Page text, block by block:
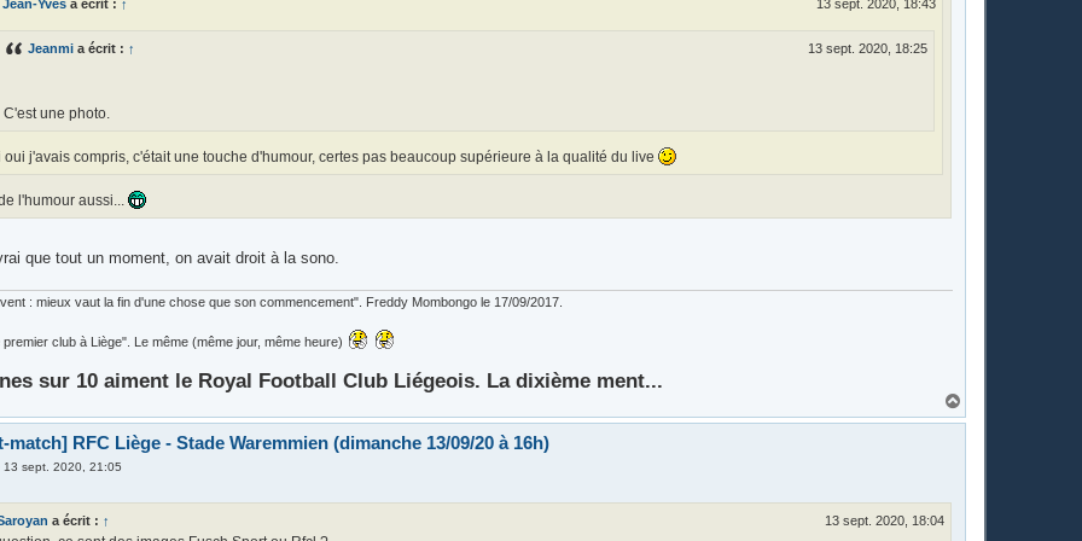
Jean-Yves a écrit : ↑ 13 sept. 2020, 18:43
Jeanmi a écrit : ↑ 13 sept. 2020, 18:25
C'est une photo.
oui j'avais compris, c'était une touche d'humour, certes pas beaucoup supérieure à la qualité du live
l'humour aussi...
que tout un moment, on avait droit à la sono.
: mieux vaut la fin d'une chose que son commencement". Freddy Mombongo le 17/09/2017.
club à Liège". Le même (même jour, même heure)
sur 10 aiment le Royal Football Club Liégeois. La dixième ment...
a
match] RFC Liège - Stade Waremmien (dimanche 13/09/20 à 16h)
13 sept. 2020, 21:05
a écrit : ↑ 13 sept. 2020, 18:04